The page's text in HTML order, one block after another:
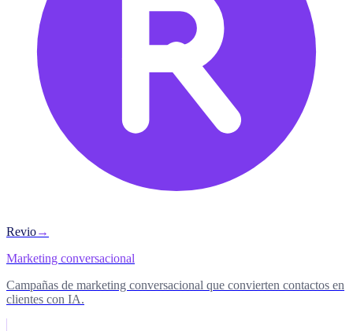
Revio→
Marketing conversacional
Campañas de marketing conversacional que convierten contactos en
clientes con IA.